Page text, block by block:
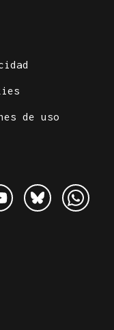
de uso